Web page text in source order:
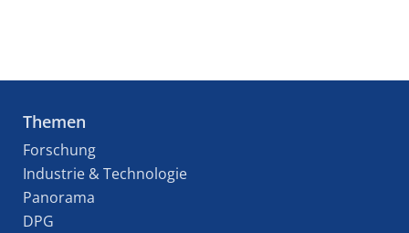
Themen
Forschung
Industrie & Technologie
Panorama
DPG